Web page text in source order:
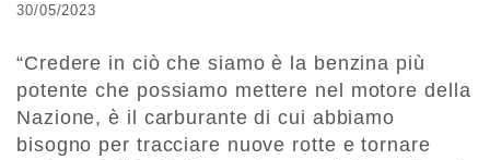
30/05/2023
“Credere in ciò che siamo è la benzina più
potente che possiamo mettere nel motore della
Nazione, è il carburante di cui abbiamo
bisogno per tracciare nuove rotte e tornare